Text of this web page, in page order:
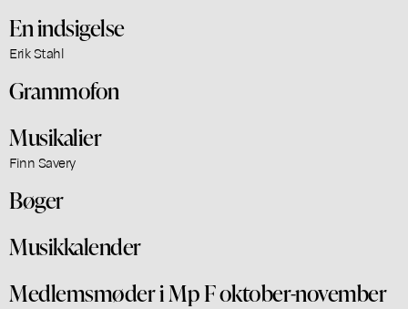
En indsigelse
Erik Stahl
Grammofon
Musikalier
Finn Savery
Bøger
Musikkalender
Medlemsmøder i Mp F oktober-november